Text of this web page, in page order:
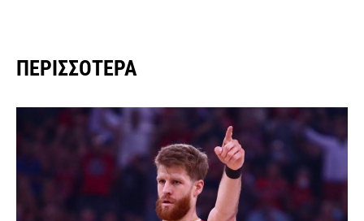
ΠΕΡΙΣΣΌΤΕΡΑ